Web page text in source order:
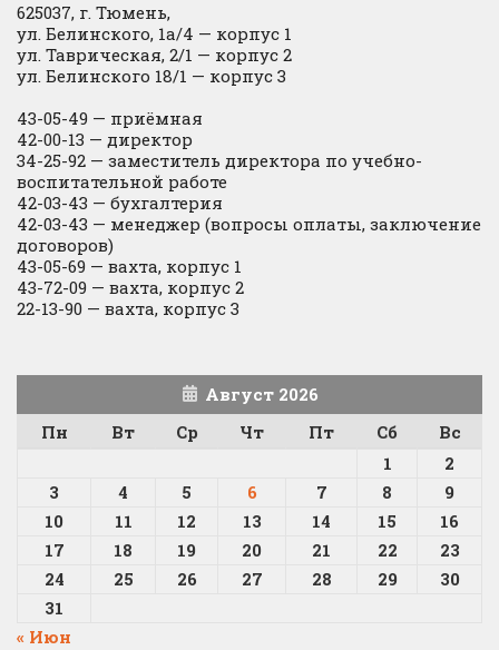
625037, г. Тюмень,
ул. Белинского, 1а/4 — корпус 1
ул. Таврическая, 2/1 — корпус 2
ул. Белинского 18/1 — корпус 3
43-05-49 — приёмная
42-00-13 — директор
34-25-92 — заместитель директора по учебно-
воспитательной работе
42-03-43 — бухгалтерия
42-03-43 — менеджер (вопросы оплаты, заключение
договоров)
43-05-69 — вахта, корпус 1
43-72-09 — вахта, корпус 2
22-13-90 — вахта, корпус 3
Август 2026
Пн
Вт Ср Чт Пт Сб
Вс
1
2
3
4 5 6 7 8
9
10
11 12 13 14 15
16
17
18 19 20 21 22
23
24
25 26 27 28 29
30
31
« Июн